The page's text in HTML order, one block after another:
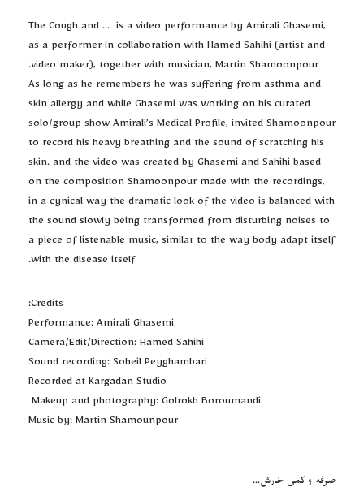
The Cough and … is a video performance by Amirali Ghasemi,
as a performer in collaboration with Hamed Sahihi (artist and
video maker), together with musician, Martin Shamoonpour.
As long as he remembers he was suffering from asthma and
skin allergy and while Ghasemi was working on his curated
solo/group show Amirali’s Medical Profile, invited Shamoonpour
to record his heavy breathing and the sound of scratching his
skin. and the video was created by Ghasemi and Sahihi based
on the composition Shamoonpour made with the recordings,
in a cynical way the dramatic look of the video is balanced with
the sound slowly being transformed from disturbing noises to
a piece of listenable music, similar to the way body adapt itself
with the disease itself.
Credits:
Performance: Amirali Ghasemi
Camera/Edit/Direction: Hamed Sahihi
Sound recording: Soheil Peyghambari
Recorded at Kargadan Studio
Makeup and photography: Golrokh Boroumandi
Music by: Martin Shamounpour
صرفه و کمی خارش…